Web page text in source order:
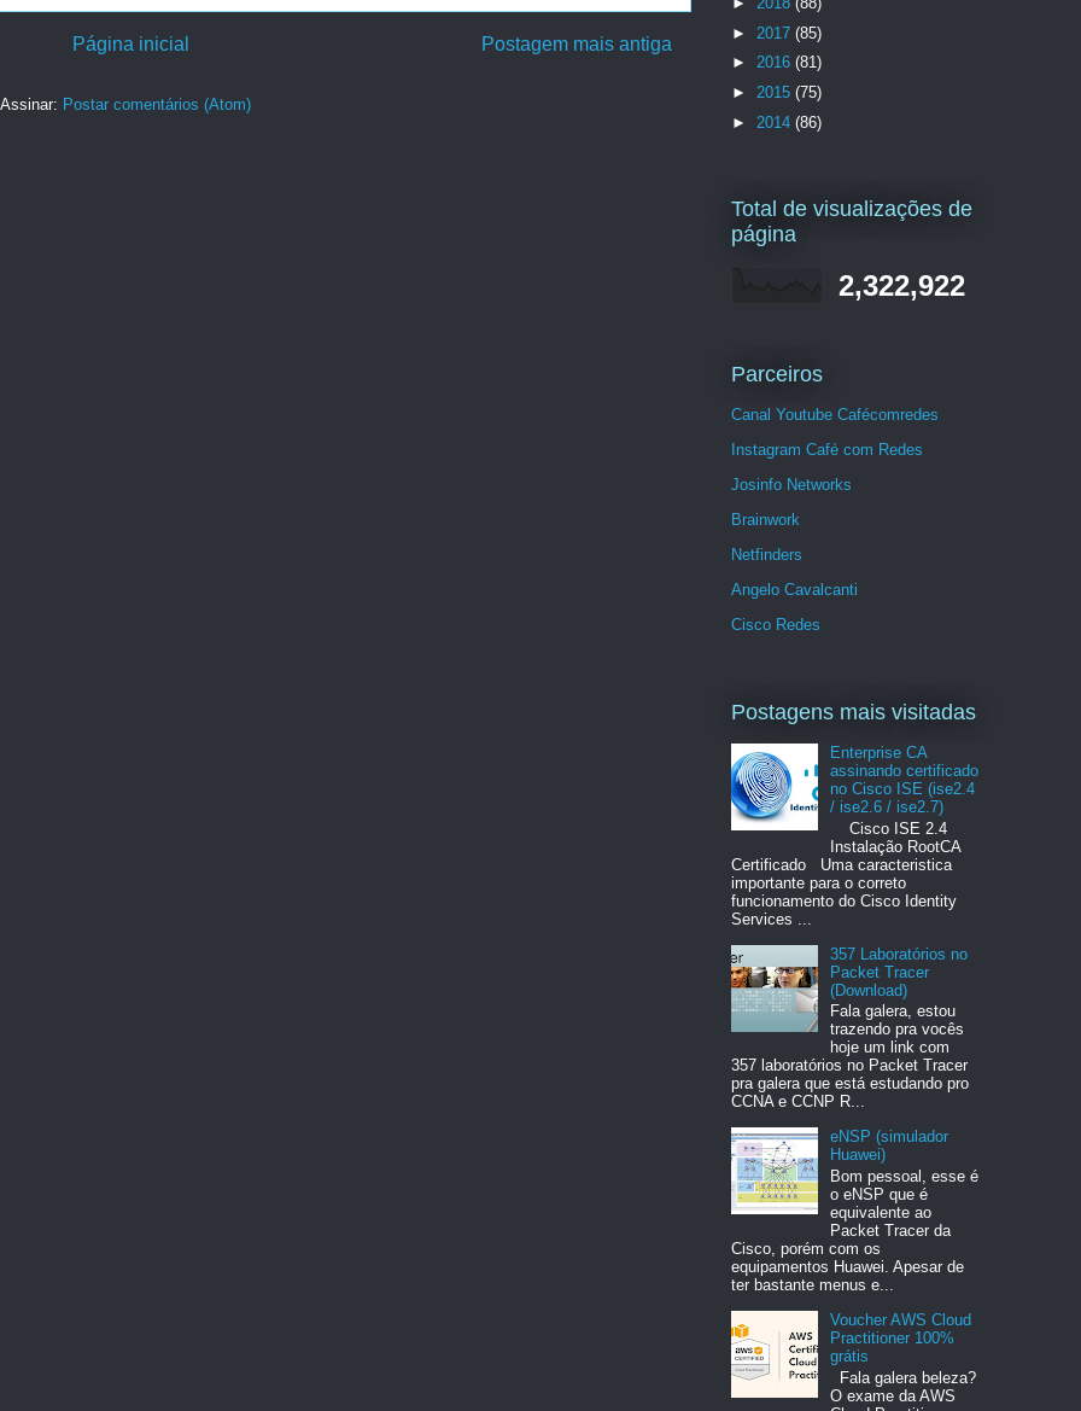
Postagem mais antiga
Página inicial
Assinar: Postar comentários (Atom)
► 2017 (85)
► 2016 (81)
► 2015 (75)
► 2014 (86)
Total de visualizações de
página
2,322,922
Parceiros
Canal Youtube Cafécomredes
Instagram Café com Redes
Josinfo Networks
Brainwork
Netfinders
Angelo Cavalcanti
Cisco Redes
Postagens mais visitadas
Enterprise CA
assinando certificado
no Cisco ISE (ise2.4
/ ise2.6 / ise2.7)
Cisco ISE 2.4
Instalação RootCA
Certificado Uma caracteristica
importante para o correto
funcionamento do Cisco Identity
Services ...
357 Laboratórios no
Packet Tracer
(Download)
Fala galera, estou
trazendo pra vocês
hoje um link com
357 laboratórios no Packet Tracer
pra galera que está estudando pro
CCNA e CCNP R...
eNSP (simulador
Huawei)
Bom pessoal, esse é
o eNSP que é
equivalente ao
Packet Tracer da
Cisco, porém com os
equipamentos Huawei. Apesar de
ter bastante menus e...
Voucher AWS Cloud
Practitioner 100%
grátis
Fala galera beleza?
O exame da AWS